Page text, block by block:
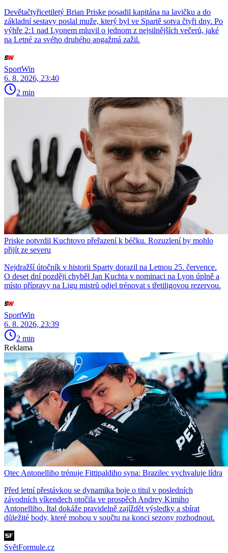
Devětačtyřicetiletý Brian Priske posadil kapitána na lavičku a do
základní sestavy poslal muže, který byl ve Spartě sotva čtyři dny. Po
výhře 2:1 nad Lyonem mluvil o jednom z nejsilnějších večerů, jaké
na Letné za svého druhého angažmá zažil.
SportWin
6. 8. 2026, 23:40
2 min
Priske potvrdil Kuchtovo přeřazení k béčku. Rozuzlení by mohlo
přijít ze severu
Nejdražší útočník v historii Sparty dorazil na Letnou 25. července.
O deset dní později chyběl Jan Kuchta v nominaci na Lyon úplně a
místo přípravy na Ligu mistrů odjel trénovat s třetiligovou rezervou.
SportWin
6. 8. 2026, 23:39
2 min
Reklama
Otec Antonelliho trénuje Fittipaldiho syna: Brazilec vychvaluje lídra
Před letní přestávkou se dynamika boje o titul v posledních
závodních víkendech otočila ve prospěch Andrey Kimiho
Antonelliho. Ital dokáže pravidelně zajíždět výsledky a sbírat
důležité body, které mohou v součtu na konci sezony rozhodnout.
SvětFormule.cz